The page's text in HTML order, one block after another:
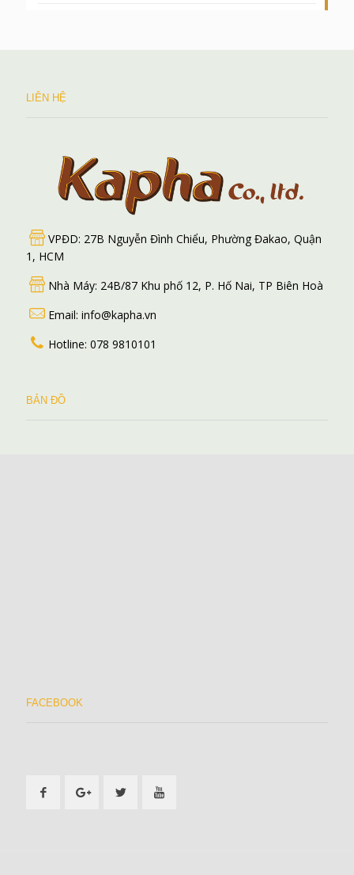
LIÊN HỆ
VPĐD: 27B Nguyễn Đình Chiểu, Phường Đakao, Quận
1, HCM
Nhà Máy: 24B/87 Khu phố 12, P. Hố Nai, TP Biên Hoà
Email: info@kapha.vn
Hotline: 078 9810101
BẢN ĐỒ
FACEBOOK